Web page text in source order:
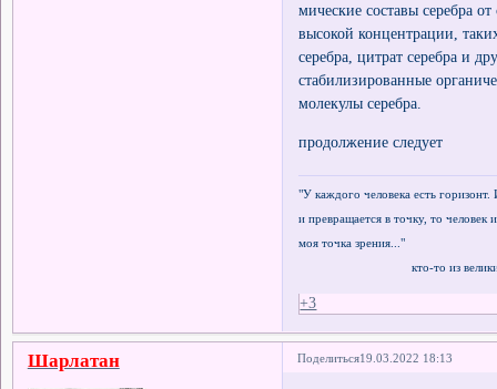
мические составы серебра
высокой концентрации,
серебра, цитрат серебра и
стабилизированные
молекулы серебра.
продолжение следует
"У каждого человека есть горизонт.
и превращается в точку, то человек
моя точка зрения..."
кто-то из великих
+3
Поделиться19.03.2022 18:13
Шарлатан